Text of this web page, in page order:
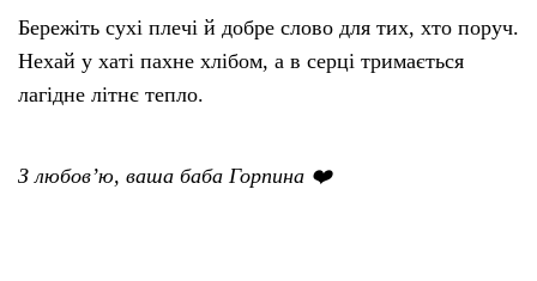
Бережіть сухі плечі й добре слово для тих, хто поруч.
Нехай у хаті пахне хлібом, а в серці тримається
лагідне літнє тепло.
З любов’ю, ваша баба Горпина ❤️